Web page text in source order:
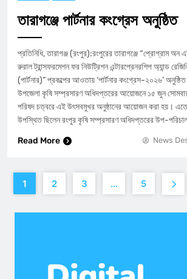
তারাগঞ্জে পার্টনার কংগ্রেস অনুষ্ঠিত
প্রতিনিধি, তারাগঞ্জ (রংপুর):রংপুরের তারাগঞ্জে “প্রোগ্রাম অন
রুরাল ট্রান্সফরমেশন ফর নিউট্রিশন এন্টারপ্রেনরশিপ অ্যান্ড
(পার্টনার)” প্রকল্পের আওতায় ‘পার্টনার কংগ্রেস-২০২৬’
উপজেলা কৃষি সম্প্রসারণ অধিদপ্তরের আয়োজনে ১৫ জুন
পরিষদ চত্বরে এই উৎসবমুখর অনুষ্ঠানের আয়োজন করা হয়। এতে
উপস্থিত ছিলেন রংপুর কৃষি সম্প্রসারণ অধিদপ্তরের উপ-
Read More
News
1 2 3 … 5